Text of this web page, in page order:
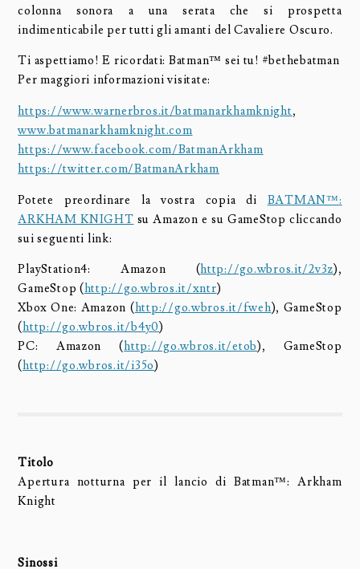
colonna sonora a una serata che si prospetta
indimenticabile per tutti gli amanti del Cavaliere Oscuro.
Ti aspettiamo! E ricordati: Batman™ sei tu! #bethebatman
Per maggiori informazioni visitate:
https://www.warnerbros.it/batmanarkhamknight,
www.batmanarkhamknight.com
https://www.facebook.com/BatmanArkham
https://twitter.com/BatmanArkham
Potete preordinare la vostra copia di BATMAN™:
ARKHAM KNIGHT su Amazon e su GameStop cliccando
sui seguenti link:
PlayStation4: Amazon (http://go.wbros.it/2v3z),
GameStop (http://go.wbros.it/xntr)
Xbox One: Amazon (http://go.wbros.it/fweh), GameStop
(http://go.wbros.it/b4y0)
PC: Amazon (http://go.wbros.it/etob), GameStop
(http://go.wbros.it/i35o)
Titolo
Apertura notturna per il lancio di Batman™: Arkham
Knight
Sinossi